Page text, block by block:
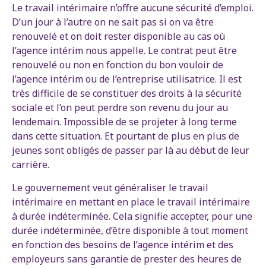
Le travail intérimaire n’offre aucune sécurité d’emploi.
D’un jour à l’autre on ne sait pas si on va être
renouvelé et on doit rester disponible au cas où
l’agence intérim nous appelle. Le contrat peut être
renouvelé ou non en fonction du bon vouloir de
l’agence intérim ou de l’entreprise utilisatrice. Il est
très difficile de se constituer des droits à la sécurité
sociale et l’on peut perdre son revenu du jour au
lendemain. Impossible de se projeter à long terme
dans cette situation. Et pourtant de plus en plus de
jeunes sont obligés de passer par là au début de leur
carrière.
Le gouvernement veut généraliser le travail
intérimaire en mettant en place le travail intérimaire
à durée indéterminée. Cela signifie accepter, pour une
durée indéterminée, d’être disponible à tout moment
en fonction des besoins de l’agence intérim et des
employeurs sans garantie de prester des heures de